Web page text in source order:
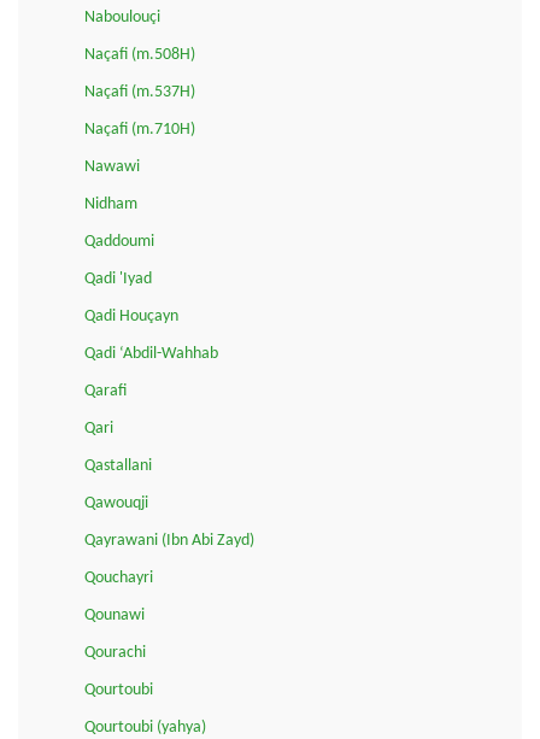
Naboulouçi
Naçafi (m.508H)
Naçafi (m.537H)
Naçafi (m.710H)
Nawawi
Nidham
Qaddoumi
Qadi 'Iyad
Qadi Houçayn
Qadi ‘Abdil-Wahhab
Qarafi
Qari
Qastallani
Qawouqji
Qayrawani (Ibn Abi Zayd)
Qouchayri
Qounawi
Qourachi
Qourtoubi
Qourtoubi (yahya)